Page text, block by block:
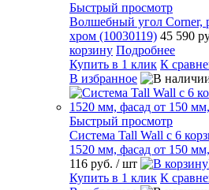
Быстрый просмотр
Волшебный угол Corner,
хром (10030119) 45 590
корзину Подробнее
Купить в 1 клик К
В избранное
Быстрый просмотр
Система Tall Wall с 6
1520 мм, фасад от 150
116 руб. / шт
Купить в 1 клик К